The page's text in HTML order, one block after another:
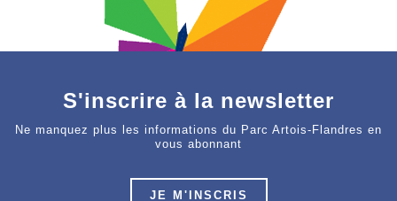
S'inscrire à la newsletter
Ne manquez plus les informations du Parc Artois-Flandres en
vous abonnant
JE M'INSCRIS